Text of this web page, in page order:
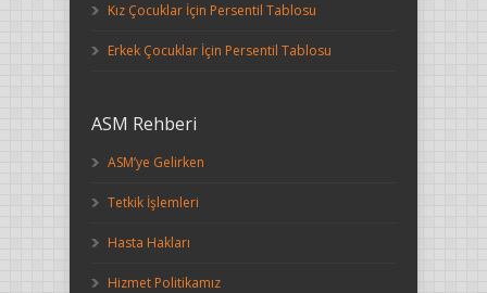
Kız Çocuklar İçin Persentil Tablosu
Erkek Çocuklar İçin Persentil Tablosu
ASM Rehberi
ASM’ye Gelirken
Tetkik İşlemleri
Hasta Hakları
Hizmet Politikamız